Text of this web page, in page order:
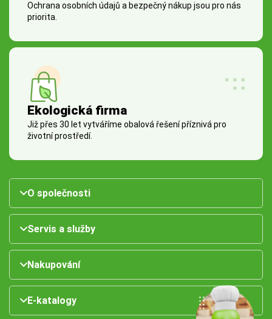
Ochrana osobních údajů a bezpečný nákup jsou pro nás
priorita.
Ekologická firma
Již přes 30 let vytváříme obalová řešení příznivá pro
životní prostředí.
O společnosti
Servis a služby
Nakupování
E-katalogy